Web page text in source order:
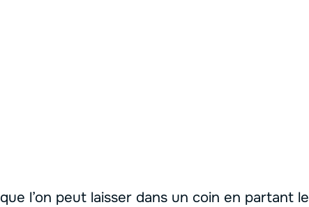
l’on peut laisser dans un coin en partant le